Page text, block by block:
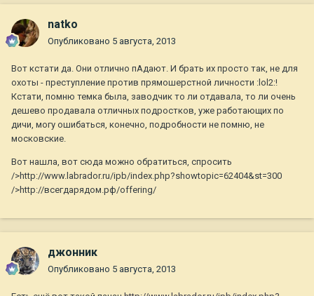
natko
Опубликовано 5 августа, 2013
Вот кстати да. Они отлично пАдают. И брать их просто так, не для
охоты - преступление против прямошерстной личности :lol2:!
Кстати, помню темка была, заводчик то ли отдавала, то ли очень
дешево продавала отличных подростков, уже работающих по
дичи, могу ошибаться, конечно, подробности не помню, не
московские.
Вот нашла, вот сюда можно обратиться, спросить
/>http://www.labrador.ru/ipb/index.php?showtopic=62404&st=300
/>http://всегдарядом.рф/offering/
джонник
Опубликовано 5 августа, 2013